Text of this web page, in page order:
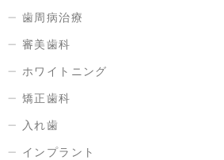
歯周病治療
審美歯科
ホワイトニング
矯正歯科
入れ歯
インプラント